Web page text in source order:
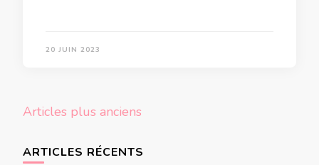
20 JUIN 2023
Navigation
articles
Articles plus anciens
ARTICLES RÉCENTS